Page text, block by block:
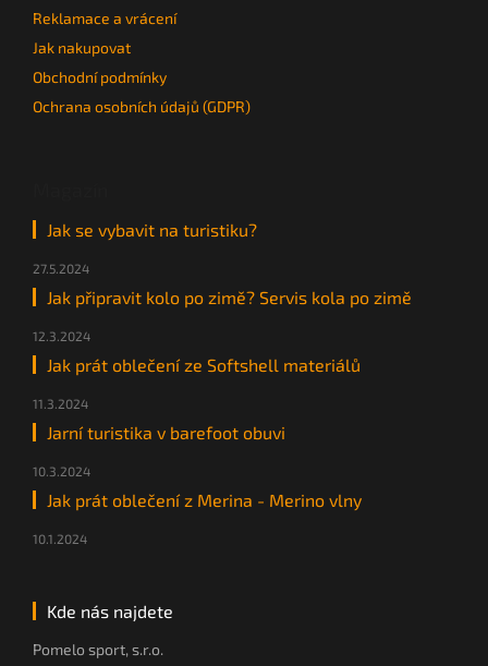
Reklamace a vrácení
Jak nakupovat
Obchodní podmínky
Ochrana osobních údajů (GDPR)
Jak se vybavit na turistiku?
27.5.2024
Jak připravit kolo po zimě? Servis kola po zimě
12.3.2024
Jak prát oblečení ze Softshell materiálů
11.3.2024
Jarní turistika v barefoot obuvi
10.3.2024
Jak prát oblečení z Merina - Merino vlny
10.1.2024
Kde nás najdete
Pomelo sport, s.r.o.